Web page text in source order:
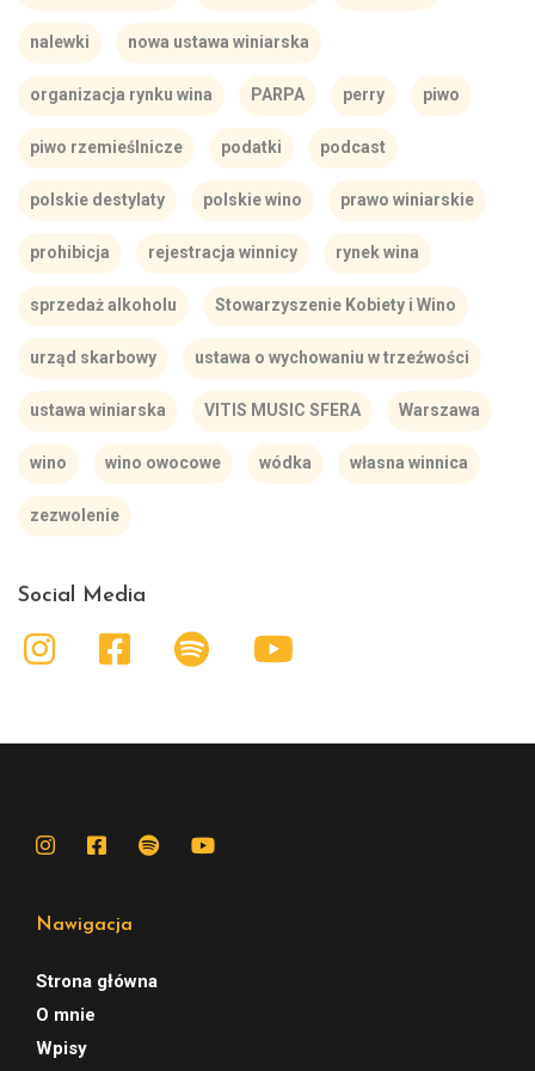
nalewki nowa ustawa winiarska
organizacja rynku wina PARPA perry piwo
piwo rzemieślnicze podatki podcast
polskie destylaty polskie wino prawo winiarskie
prohibicja rejestracja winnicy rynek wina
sprzedaż alkoholu Stowarzyszenie Kobiety i Wino
urząd skarbowy ustawa o wychowaniu w trzeźwości
ustawa winiarska VITIS MUSIC SFERA Warszawa
wino wino owocowe wódka własna winnica
zezwolenie
Social Media
Nawigacja
Strona główna
O mnie
Wpisy